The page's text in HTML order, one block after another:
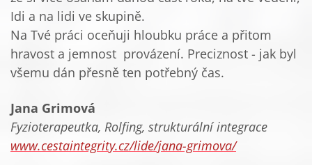
Idi a na lidi ve skupině.
Na Tvé práci oceňuji hloubku práce a přitom
hravost a jemnost provázení. Preciznost - jak byl
všemu dán přesně ten potřebný čas.
Jana Grimová
Fyzioterapeutka, Rolfing, strukturální integrace
www.cestaintegrity.cz/lide/jana-grimova/